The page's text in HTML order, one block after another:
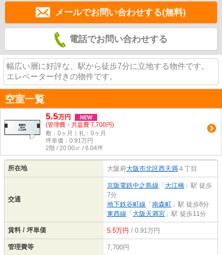
メールでお問い合わせする(無料)
電話でお問い合わせする
幅広い層に好評な、駅から徒歩7分に立地する物件です。
エレベーター付きの物件です。
空室一覧
5.5万円 NEW
(管理費・共益費 7,700円)
敷：0ヶ月｜礼：0ヶ月
坪単価： 0.91万円
2階 / 20.00㎡ / 6.04坪
所在地 大阪府大阪市北区西天満 ４丁目
交通
京阪電鉄中之島線 「 大江橋 」駅 徒歩
7分
地下鉄谷町線 「 南森町 」駅 徒歩8分
東西線 「 大阪天満宮 」駅 徒歩11分
賃料 / 坪単価 5.5万円 / 0.91万円
管理費等 7,700円